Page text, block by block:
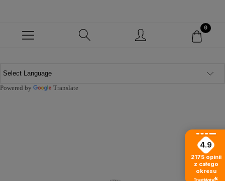
Powered by Translate
4.9
2175 opinii
z całego
okresu